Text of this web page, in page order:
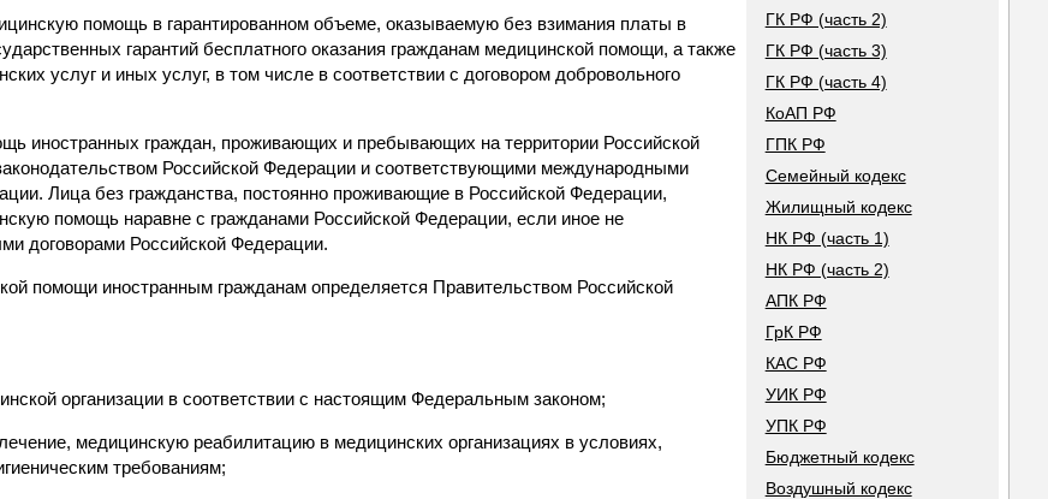
помощь в гарантированном объеме, оказываемую без взимания платы в
гарантий бесплатного оказания гражданам медицинской помощи, а также
услуг и иных услуг, в том числе в соответствии с договором добровольного
иностранных граждан, проживающих и пребывающих на территории Российской
Российской Федерации и соответствующими международными
Лица без гражданства, постоянно проживающие в Российской Федерации,
помощь наравне с гражданами Российской Федерации, если иное не
договорами Российской Федерации.
помощи иностранным гражданам определяется Правительством Российской
организации в соответствии с настоящим Федеральным законом;
медицинскую реабилитацию в медицинских организациях в условиях,
требованиям;
ГК РФ (часть 2)
ГК РФ (часть 3)
ГК РФ (часть 4)
КоАП РФ
ГПК РФ
Семейный кодекс
Жилищный кодекс
НК РФ (часть 1)
НК РФ (часть 2)
АПК РФ
ГрК РФ
КАС РФ
УИК РФ
УПК РФ
Бюджетный кодекс
Воздушный кодекс